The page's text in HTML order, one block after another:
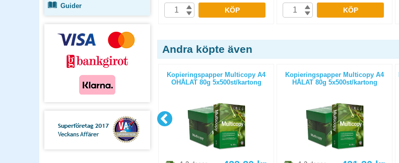
Guider
KÖP KÖP
Andra köpte även
Kopieringspapper Multicopy Next
Xpressbox A4 80g OHÅLAT
2500st/kartong
Kopieringspapper Multicopy A4
OHÅLAT 80g 5x500st/kartong
Kopieringspapper Multicopy A4
HÅLAT 80g 5x500st/kartong